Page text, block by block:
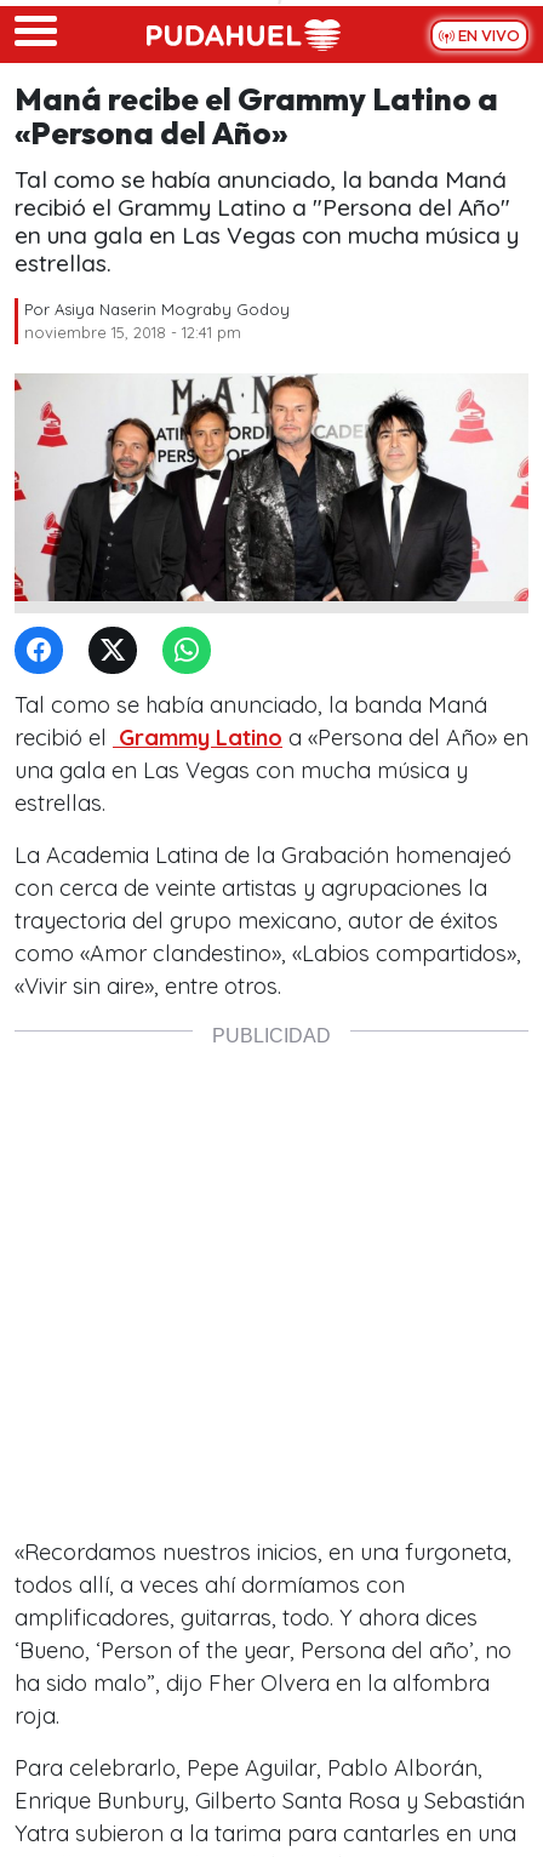
Skip to main content
EN VIVO
Maná recibe el Grammy Latino a
«Persona del Año»
Tal como se había anunciado, la banda Maná
recibió el Grammy Latino a "Persona del Año"
en una gala en Las Vegas con mucha música y
estrellas.
Por Asiya Naserin Mograby Godoy
noviembre 15, 2018 - 12:41 pm
Tal como se había anunciado, la banda Maná
recibió el Grammy Latino a «Persona del Año» en
una gala en Las Vegas con mucha música y
estrellas.
La Academia Latina de la Grabación homenajeó
con cerca de veinte artistas y agrupaciones la
trayectoria del grupo mexicano, autor de éxitos
como «Amor clandestino», «Labios compartidos»,
«Vivir sin aire», entre otros.
«Recordamos nuestros inicios, en una furgoneta,
todos allí, a veces ahí dormíamos con
amplificadores, guitarras, todo. Y ahora dices
‘Bueno, ‘Person of the year, Persona del año’, no
ha sido malo”, dijo Fher Olvera en la alfombra
roja.
Para celebrarlo, Pepe Aguilar, Pablo Alborán,
Enrique Bunbury, Gilberto Santa Rosa y Sebastián
Yatra subieron a la tarima para cantarles en una